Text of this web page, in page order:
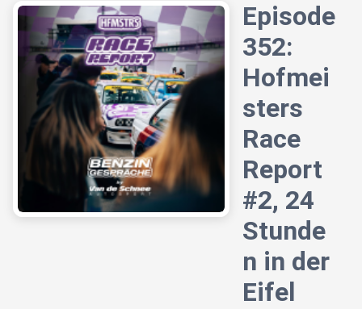
Episode
352:
Hofmei
sters
Race
Report
#2, 24
Stunde
n in der
Eifel